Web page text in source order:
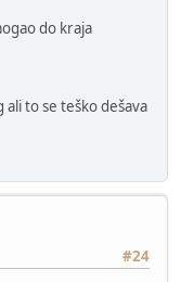
do kraja
to se teško dešava
#24